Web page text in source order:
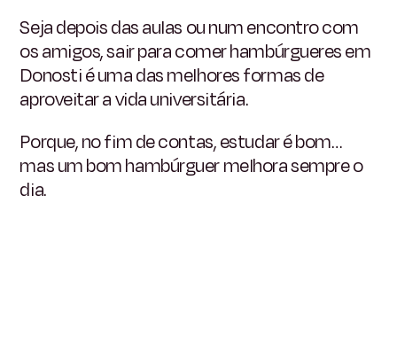
Seja depois das aulas ou num encontro com
os amigos, sair para comer hambúrgueres em
Donosti é uma das melhores formas de
aproveitar a vida universitária.
Porque, no fim de contas, estudar é bom…
mas um bom hambúrguer melhora sempre o
dia.